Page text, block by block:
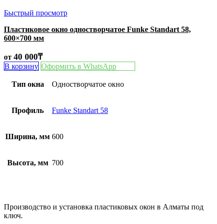
Быстрый просмотр
Пластиковое окно одностворчатое Funke Standart 58,
600×700 мм
от 40 000₸
В корзину Оформить в WhatsApp
Тип окна Одностворчатое окно
Профиль Funke Standart 58
Ширина, мм 600
Высота, мм 700
Производство и установка пластиковых окон в Алматы под
ключ.